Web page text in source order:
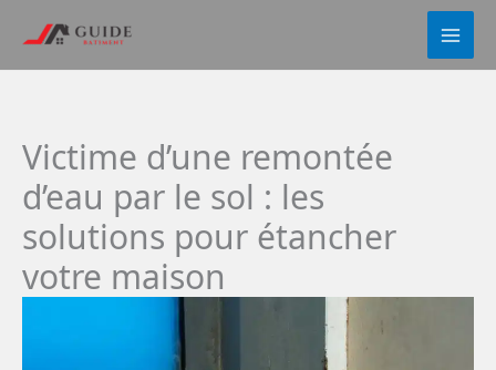
contenu
Victime d’une remontée
d’eau par le sol : les
solutions pour étancher
votre maison